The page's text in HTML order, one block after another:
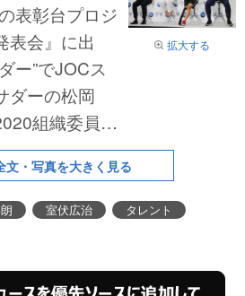
拡大する
表彰台プロジ
表会』に出
ー”でJOCス
ダーの松岡
組織委員会
せしつつ「誤
す。森さんは
つもりで、
しゃる。私も
文・写真を大きく見る
室伏広治
タレント